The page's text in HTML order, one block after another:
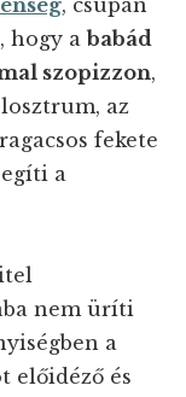
, csupán
hogy ababád
szopizzon,
az
fekete
a
nem üríti
a
előidéző és